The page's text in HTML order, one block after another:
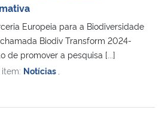
Europeia para a Biodiversidade
Biodiv Transform 2024-
de promover a pesquisa [...]
Notícias